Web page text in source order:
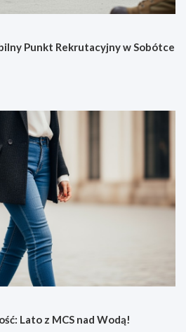
Punkt Rekrutacyjny w Sobótce
Lato z MCS nad Wodą!